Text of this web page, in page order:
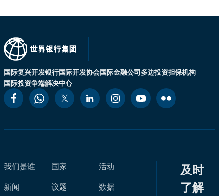
国际复兴开发银行国际开发协会国际金融公司多边投资担保机构
国际投资争端解决中心
我们是谁
新闻
国家
议题
活动
数据
及时
了解